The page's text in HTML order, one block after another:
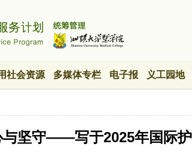
社会资源 多媒体专栏 电子报 义工园地
与坚守——写于2025年国际